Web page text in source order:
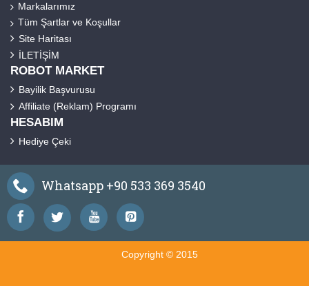
Markalarımız
Tüm Şartlar ve Koşullar
Site Haritası
İLETİŞİM
ROBOT MARKET
Bayilik Başvurusu
Affiliate (Reklam) Programı
HESABIM
Hediye Çeki
Whatsapp +90 533 369 3540
Copyright © 2015